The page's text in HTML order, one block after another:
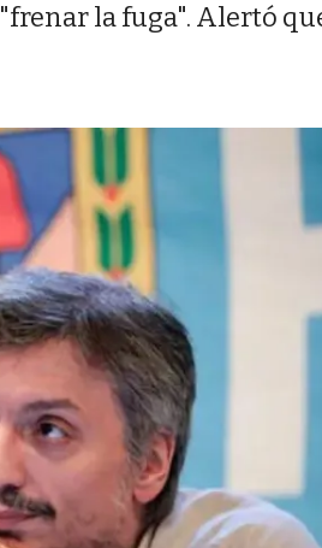
la fuga". Alertó